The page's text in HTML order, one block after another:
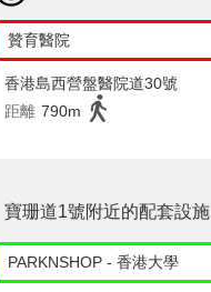
贊育醫院
香港島西營盤醫院道30號
距離 790m
寶珊道1號附近的配套設施
PARKNSHOP - 香港大學